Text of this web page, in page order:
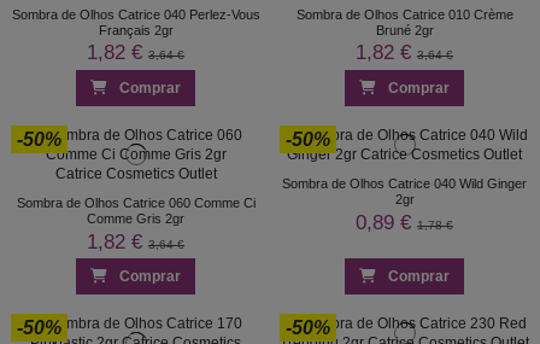
Sombra de Olhos Catrice 040 Perlez-Vous
Français 2gr
1,82 € 3,64 €
Comprar
Sombra de Olhos Catrice 010 Crème
Bruné 2gr
1,82 € 3,64 €
Comprar
-50%
Sombra de Olhos Catrice 060 Comme Ci
Comme Gris 2gr
1,82 € 3,64 €
Comprar
-50%
Sombra de Olhos Catrice 040 Wild Ginger
2gr
0,89 € 1,78 €
Comprar
-50% -50%